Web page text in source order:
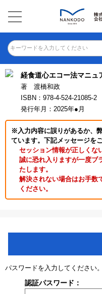
キーワードを入力してください
経食道心エコー法マニュ
著 渡橋和政
ISBN：978-4-524-21085-2
発行年月：2025年●月
※入力内容に誤りがあるか、
ています。下記メッセージを
セッション情報が正しくな
誠に恐れ入りますが一度ブ
たします。
解決されない場合はお手数
ください。
パスワードを入力してください。
認証パスワード：